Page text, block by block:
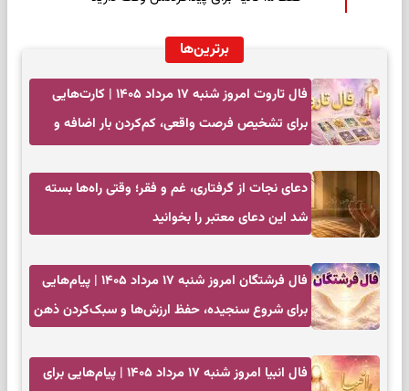
برترین‌ها
فال تاروت امروز شنبه ۱۷ مرداد ۱۴۰۵ | کارت‌هایی
برای تشخیص فرصت واقعی، کم‌کردن بار اضافه و
دعای نجات از گرفتاری، غم و فقر؛ وقتی راه‌ها بسته
شد این دعای معتبر را بخوانید
فال فرشتگان امروز شنبه ۱۷ مرداد ۱۴۰۵ | پیام‌هایی
برای شروع سنجیده، حفظ ارزش‌ها و سبک‌کردن ذهن
فال انبیا امروز شنبه ۱۷ مرداد ۱۴۰۵ | پیام‌هایی برای